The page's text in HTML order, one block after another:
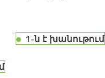
1-ն է խանութում